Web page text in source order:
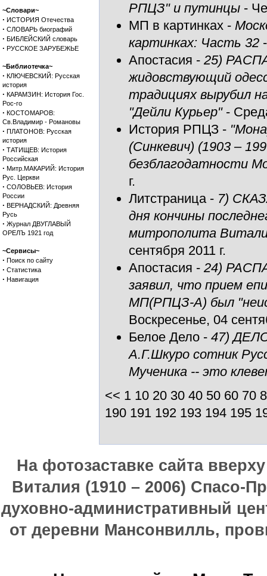
~Словари~
· ИСТОРИЯ Отечества
· СЛОВАРЬ биографий
· БИБЛЕЙСКИЙ словарь
· РУССКОЕ ЗАРУБЕЖЬЕ
~Библиотечка~
· КЛЮЧЕВСКИЙ: Русская
история
· КАРАМЗИН: История Гос.
Рос-го
· КОСТОМАРОВ:
Св.Владимир - Романовы
· ПЛАТОНОВ: Русская
история
· ТАТИЩЕВ: История
Российская
· Митр.МАКАРИЙ: История
Рус. Церкви
· СОЛОВЬЕВ: История
России
· ВЕРНАДСКИЙ: Древняя
Русь
· Журнал ДВУГЛАВЫЙ
ОРЕЛЪ 1921 год
~Сервисы~
· Поиск по сайту
· Статистика
· Навигация
РПЦЗ" и путинцы -
МП в картинках -
картинках: Часть 32
Апостасия - 25)
жидовствующий
традициях вырубил
"Дейли Курьер"-
История РПЦЗ -
(Синкевич) (1903 –
безблагодатности
г.
Литстраница- 7)
дня кончины
митрополита
сентября 2011 г.
Апостасия - 24)
заявил, что прием
МП(РПЦЗ-А) был
Воскресенье, 04
Белое Дело - 47)
А.Г.Шкуро сотник
Мученика -- это
<< 1 10 20 30 40 50 60 70
190 191 192 193 194 195
На фотозаставке сайта
Виталия (1910 – 2006) Спасо-
духовно-административный
от деревни Мансонвилль,